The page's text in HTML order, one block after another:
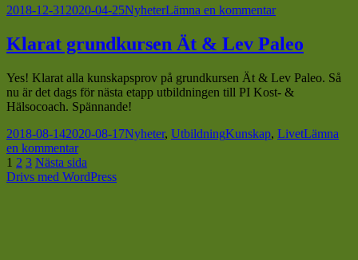
Postat
2018-12-31 2020-04-25Kategorier
NyheterLämna en kommentartill
ett
välmående
fantastiskt
2019
Klarat grundkursen Ät & Lev Paleo
Yes! Klarat alla kunskapsprov på grundkursen Ät & Lev Paleo. Så
nu är det dags för nästa etapp utbildningen till PI Kost- &
Hälsocoach. Spännande!
Postat
2018-08-142020-08-17Kategorier
Nyheter, UtbildningTaggar
Kunskap, LivetLämna
en kommentartill
Klarat
grundkursen
Sidnumrering
för
Sida
1 Sida
2 Sida
3 Nästa sida
Drivs med WordPress